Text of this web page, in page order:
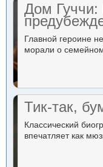
Дом Гуччи:
Главной героине
морали о
Тик-так,
Классический
впечатляет как